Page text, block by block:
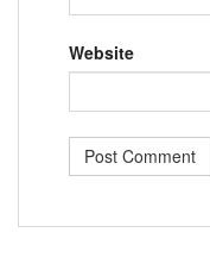
Website